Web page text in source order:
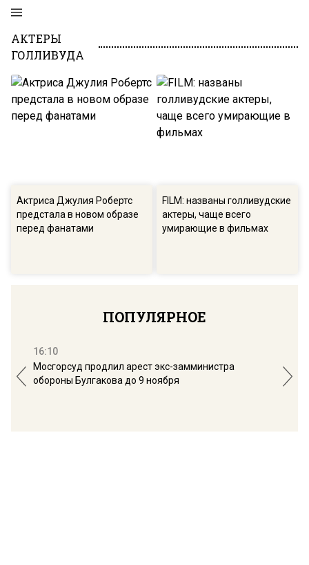
АКТЕРЫ
ГОЛЛИВУДА
Актриса Джулия Робертс
предстала в новом образе
перед фанатами
FILM: названы голливудские
актеры, чаще всего
умирающие в фильмах
ПОПУЛЯРНОЕ
16:10
Мосгорсуд продлил арест экс-замминистра
обороны Булгакова до 9 ноября